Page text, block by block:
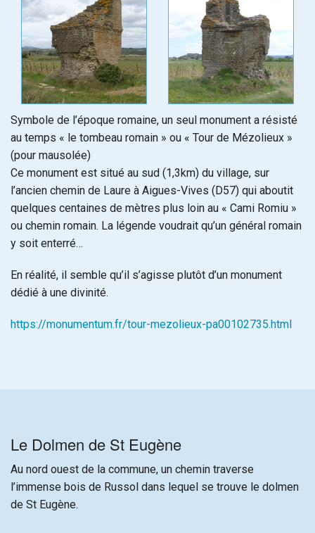
Symbole de l’époque romaine, un seul monument a résisté
au temps « le tombeau romain » ou « Tour de Mézolieux »
(pour mausolée)
Ce monument est situé au sud (1,3km) du village, sur
l’ancien chemin de Laure à Aigues-Vives (D57) qui aboutit
quelques centaines de mètres plus loin au « Cami Romiu »
ou chemin romain. La légende voudrait qu’un général romain
y soit enterré…
En réalité, il semble qu’il s’agisse plutôt d’un monument
dédié à une divinité.
https://monumentum.fr/tour-mezolieux-pa00102735.html
Le Dolmen de St Eugène
Au nord ouest de la commune, un chemin traverse
l’immense bois de Russol dans lequel se trouve le dolmen
de St Eugène.